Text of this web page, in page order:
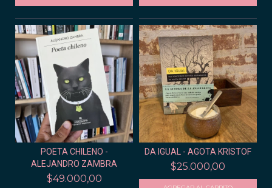
POETA CHILENO -
ALEJANDRO ZAMBRA
$49.000,00
DA IGUAL - AGOTA KRISTOF
$25.000,00